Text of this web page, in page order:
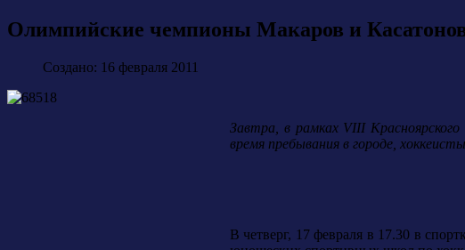
Олимпийские чемпионы Макаров и Касатонов
Создано: 16 февраля 2011
Завтра, в рамках VIII
время пребывания в городе,
В четверг, 17 февраля в 17.30 в